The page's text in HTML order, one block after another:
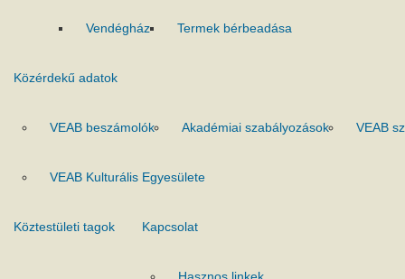
Vendégház Termek bérbeadása
Közérdekű adatok
VEAB beszámolók Akadémiai szabályozások VEAB
VEAB Kulturális Egyesülete
Köztestületi tagok Kapcsolat